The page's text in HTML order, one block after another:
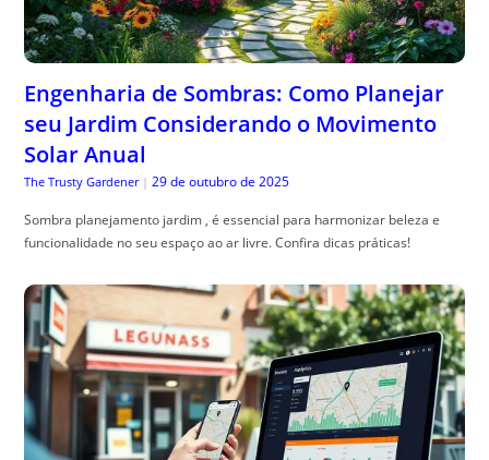
Engenharia de Sombras: Como Planejar
seu Jardim Considerando o Movimento
Solar Anual
The Trusty Gardener | 29 de outubro de 2025
Sombra planejamento jardim , é essencial para harmonizar beleza e
funcionalidade no seu espaço ao ar livre. Confira dicas práticas!